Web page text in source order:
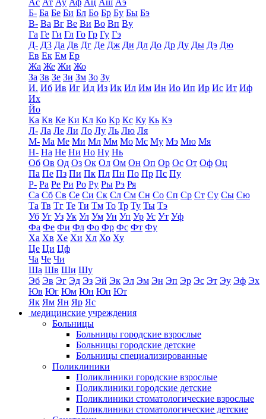
Ас Ат Ау Аф Ац Аш Аэ
Б- Ба Бе Би Бл Бо Бр Бу Бы Бэ
В- Ва Вг Ве Ви Во Вп Ву
Га Ге Ги Гл Го Гр Гу Гэ
Д- Д3 Да Дв Дг Де Дж Ди Дл До Др Ду Ды Дэ Дю
Ев Ек Ем Ер
Жа Же Жи Жо
За Зв Зе Зи Зм Зо Зу
И. Иб Ив Иг Ид Из Ик Ил Им Ин Ио Ип Ир Ис Ит Иф
Их
Йо
Ка Кв Ке Ки Кл Ко Кр Кс Ку Кь Кэ
Л- Ла Ле Ли Ло Лу Ль Лю Ля
М- Ма Ме Ми Мл Мм Мо Мс Му Мэ Мю Мя
Н- На Не Ни Но Ну Нь
Об Ов Од Оз Ок Ол Ом Он Оп Ор Ос От Оф Оц
Па Пе Пз Пи Пк Пл Пн По Пр Пс Пу
Р- Ра Ре Ри Ро Ру Ры Рэ Ря
Са Сб Св Се Си Ск Сл См Сн Со Сп Ср Ст Су Сы Сю
Та Тв Тг Те Ти Тм То Тр Ту Ты Тэ
Уб Уг Уз Ук Ул Ум Ун Уп Ур Ус Ут Уф
Фа Фе Фи Фл Фо Фр Фс Фт Фу
Ха Хв Хе Хи Хл Хо Ху
Це Ци Цф
Ча Че Чи
Ша Шв Ши Шу
Эб Эв Эг Эд Эз Эй Эк Эл Эм Эн Эп Эр Эс Эт Эу Эф Эх
Юв Юг Юм Юн Юп Ют
Як Ям Ян Яр Яс
медицинские учреждения
Больницы
Больницы городские взрослые
Больницы городские детские
Больницы специализированные
Поликлиники
Поликлиники городские взрослые
Поликлиники городские детские
Поликлиники стоматологические взрослые
Поликлиники стоматологические детские